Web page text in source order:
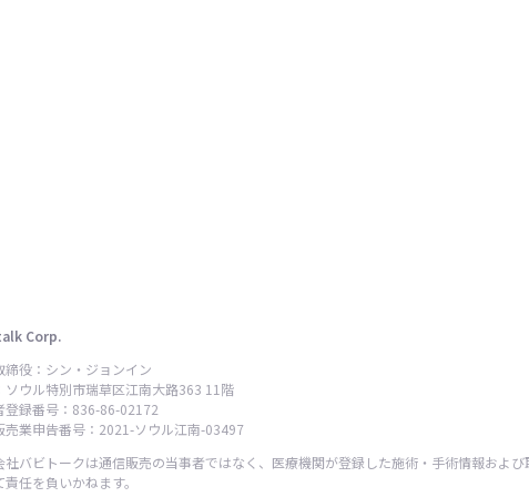
Corp.
締役：シン・ジョンイン
ソウル特別市瑞草区江南大路363 11階
登録番号：836-86-02172
売業申告番号：2021-ソウル江南-03497
社バビトークは通信販売の当事者ではなく、医療機関が登録した施術・手術情報および
責任を負いかねます。